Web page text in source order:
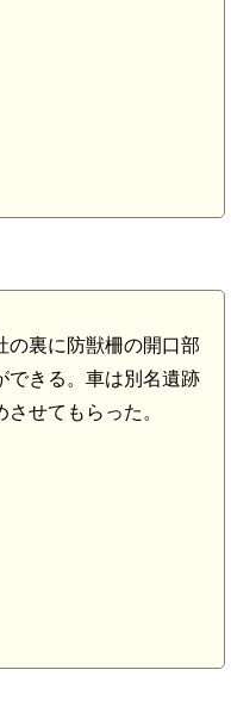
の裏に防獣柵の開口部
できる。車は別名遺跡
せてもらった。